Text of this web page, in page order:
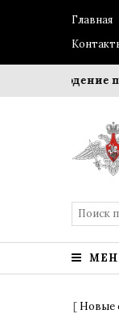
Главная
Соблюдение
[ Новые